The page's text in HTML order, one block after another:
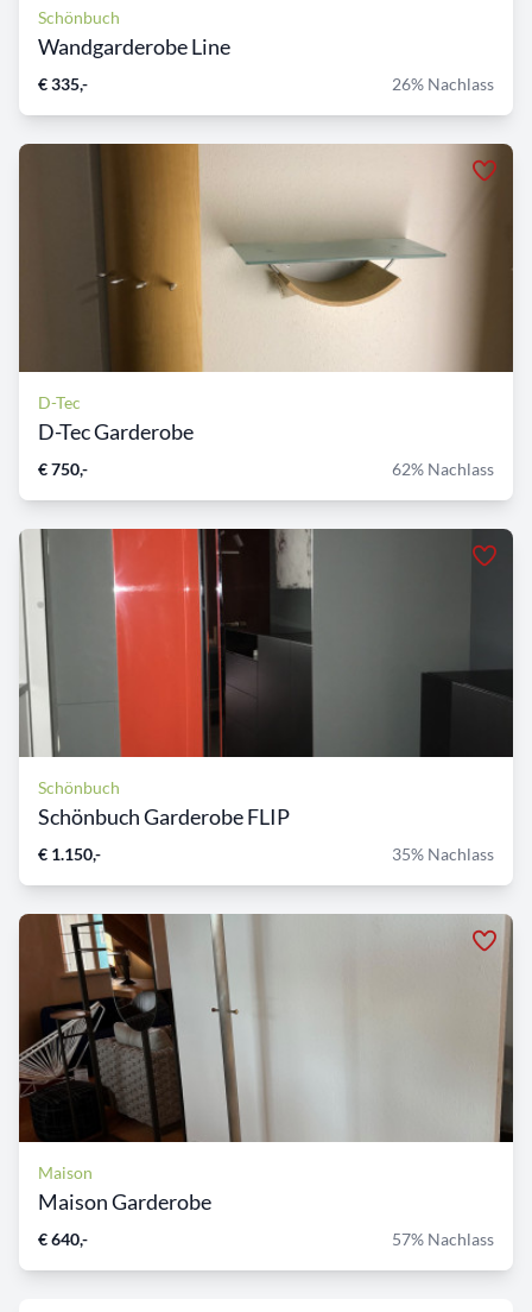
Schönbuch
Wandgarderobe Line
€ 335,- 26% Nachlass
D-Tec
D-Tec Garderobe
€ 750,- 62% Nachlass
Schönbuch
Schönbuch Garderobe FLIP
€ 1.150,- 35% Nachlass
Maison
Maison Garderobe
€ 640,- 57% Nachlass